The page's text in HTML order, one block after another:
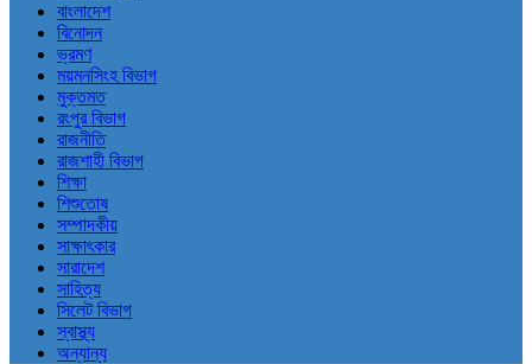
বাংলাদেশ
বিনোদন
ভ্রমণ
ময়মনসিংহ বিভাগ
মুক্তমত
রংপুর বিভাগ
রাজনীতি
রাজশাহী বিভাগ
শিক্ষা
শিশুতোষ
সম্পাদকীয়
সাক্ষাৎকার
সারাদেশ
সাহিত্য
সিলেট বিভাগ
স্বাস্থ্য
অন্যান্য